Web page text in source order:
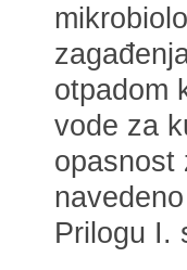
otpadom
vode za
opasnost
Prilogu I.